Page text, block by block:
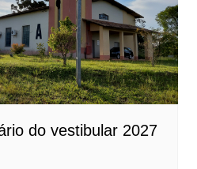
do vestibular 2027